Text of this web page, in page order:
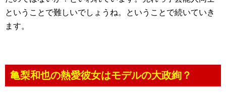
ということで難しいでしょうね。ということで続いていき
ます。
亀梨和也の熱愛彼女はモデルの大政絢？